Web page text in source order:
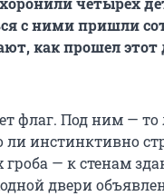
с ними пришли
как прошел этот
флаг. Под ним — то
ли инстинктивно
гроба — к стенам
двери